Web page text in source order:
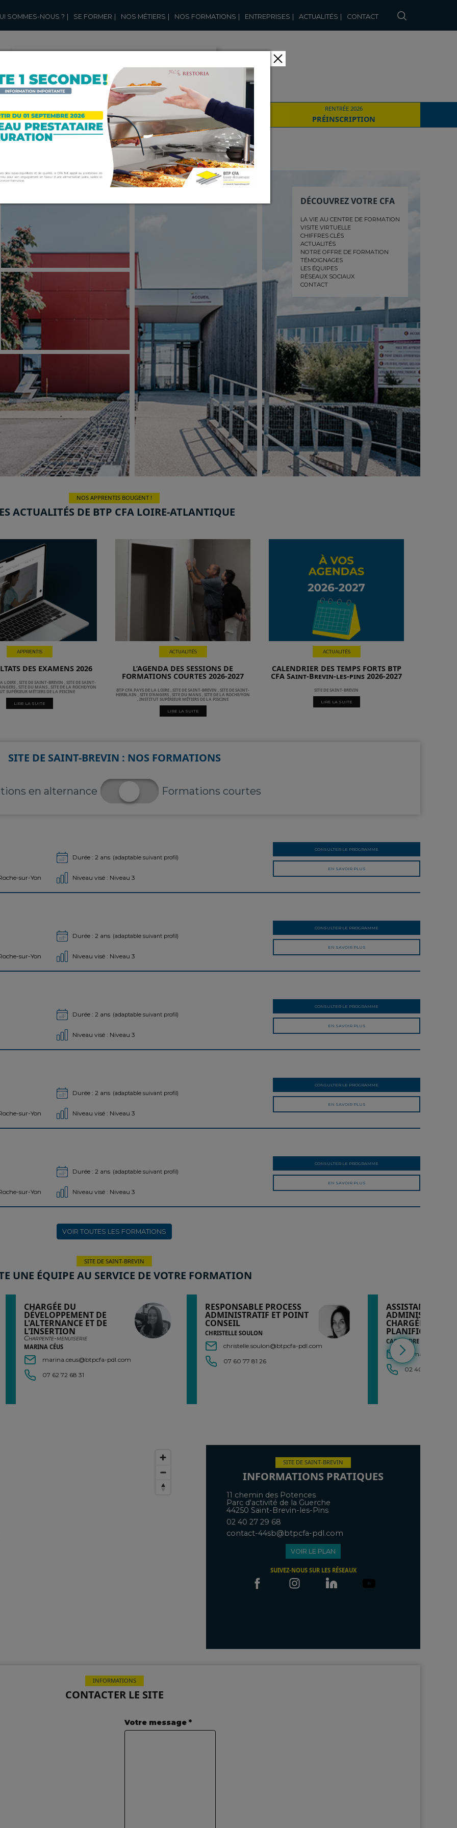
SOMMES-NOUS ? SE FORMER NOS MÉTIERS NOS FORMATIONS ENTREPRISES ACTUALITÉS CONTACT
suggest to read this
"About us" page
NOS FORMATIONS
DÉCOUVREZ VOTRE FUTUR MÉTIER
PORTES OUVERTES
RENTRÉE 2026
PRÉINSCRIPTION
DÉCOUVREZ VOTRE CFA
LA VIE AU CENTRE DE FORMATION
VISITE VIRTUELLE
CHIFFRES CLÉS
ACTUALITÉS
NOTRE OFFRE DE FORMATION
TÉMOIGNAGES
LES ÉQUIPES
RÉSEAUX SOCIAUX
CONTACT
NOS APPRENTIS BOUGENT !
ACTUALITÉS DE BTP CFA LOIRE-ATLANTIQUE
APPRENTIS
DES EXAMENS 2026
LOIRE SITE DE SAINT-BREVIN
SITE DE SAINT-
SITE DU MANS SITE DE LA ROCHE/YON
SUPÉRIEUR MÉTIERS DE LA PISCINE
LIRE LA SUITE
ACTUALITÉS
L’AGENDA DES SESSIONS DE
FORMATIONS COURTES 2026-2027
BTP CFA PAYS DE LA LOIRE SITE DE SAINT-BREVIN
SITE DE SAINT-
HERBLAIN
SITE D’ANGERS SITE DU MANS SITE DE LA ROCHE/YON
INSTITUT SUPÉRIEUR MÉTIERS DE LA PISCINE
LIRE LA SUITE
ACTUALITÉS
CALENDRIER DES TEMPS FORTS BTP
CFA Saint-Brevin-les-pins 2026-2027
SITE DE SAINT-BREVIN
LIRE LA SUITE
SITE DE SAINT-BREVIN : NOS FORMATIONS
en alternance Formations courtes
sur-Yon
Durée : 2 ans (adaptable suivant profil)
Niveau visé : Niveau 3
CONSULTER LE PROGRAMME
EN SAVOIR PLUS
sur-Yon
Durée : 2 ans (adaptable suivant profil)
Niveau visé : Niveau 3
CONSULTER LE PROGRAMME
EN SAVOIR PLUS
Durée : 2 ans (adaptable suivant profil)
Niveau visé : Niveau 3
CONSULTER LE PROGRAMME
EN SAVOIR PLUS
sur-Yon
Durée : 2 ans (adaptable suivant profil)
Niveau visé : Niveau 3
CONSULTER LE PROGRAMME
EN SAVOIR PLUS
sur-Yon
Durée : 2 ans (adaptable suivant profil)
Niveau visé : Niveau 3
CONSULTER LE PROGRAMME
EN SAVOIR PLUS
VOIR TOUTES LES FORMATIONS
SITE DE SAINT-BREVIN
UNE ÉQUIPE AU SERVICE DE VOTRE FORMATION
CHARGÉE DU
DÉVELOPPEMENT DE
L'ALTERNANCE ET DE
L'INSERTION
Charpente-menuiserie
MARINA CÉUS
marina.ceus@btpcfa-pdl.com
07 62 72 68 31
RESPONSABLE PROCESS
ADMINISTRATIF ET POINT
CONSEIL
CHRISTELLE SOULON
christelle.soulon@btpcfa-pdl.com
07 60 77 81 26
ASSISTANTE
ADMINISTRATIVE
CHARGÉE DE
PLANIFICATION
CASSANDRE BATON
02 40 27 79 53
SITE DE SAINT-BREVIN
INFORMATIONS PRATIQUES
11 chemin des Potences
Parc d'activité de la Guerche
44250 Saint-Brevin-les-Pins
02 40 27 29 68
contact-44sb@btpcfa-pdl.com
VOIR LE PLAN
SUIVEZ-NOUS SUR LES RÉSEAUX
INFORMATIONS
CONTACTER LE SITE
Votre message *